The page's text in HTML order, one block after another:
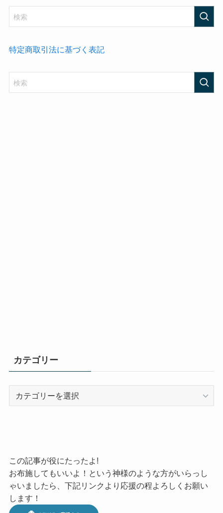
特定商取引法に基づく表記
カテゴリー
この記事が役にたったよ!
お布施してもいいよ！という神様のような方がいらっし
ゃいましたら、下記リンクより応援の程よろしくお願い
します！